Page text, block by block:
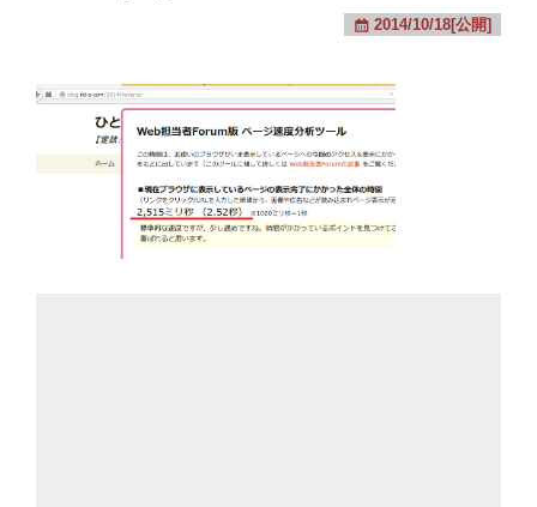
2014/10/18[公開]